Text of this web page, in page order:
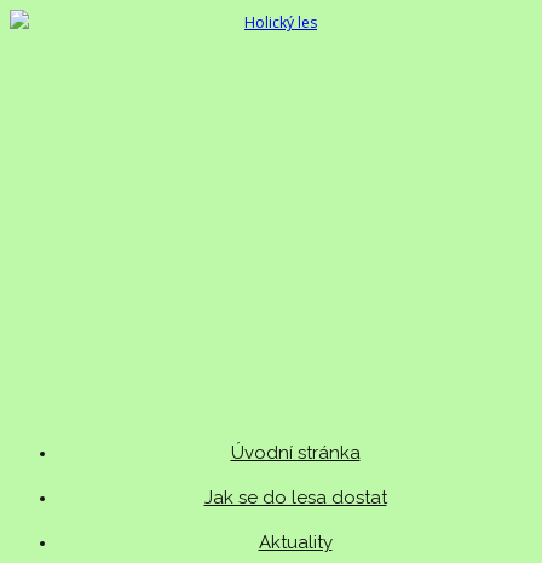
Úvodní stránka
Jak se do lesa dostat
Aktuality